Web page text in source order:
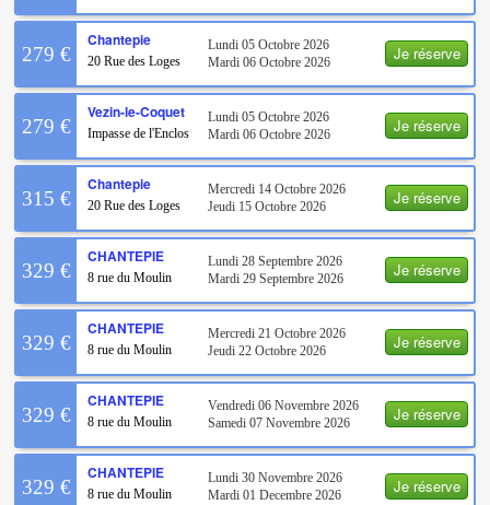
Je réserve
279 €
Chantepie
20 Rue des Loges
Lundi 05 Octobre 2026
Mardi 06 Octobre 2026
Je réserve
279 €
Vezin-le-Coquet
Impasse de l'Enclos
Lundi 05 Octobre 2026
Mardi 06 Octobre 2026
Je réserve
315 €
Chantepie
20 Rue des Loges
Mercredi 14 Octobre 2026
Jeudi 15 Octobre 2026
Je réserve
329 €
CHANTEPIE
8 rue du Moulin
Lundi 28 Septembre 2026
Mardi 29 Septembre 2026
Je réserve
329 €
CHANTEPIE
8 rue du Moulin
Mercredi 21 Octobre 2026
Jeudi 22 Octobre 2026
Je réserve
329 €
CHANTEPIE
8 rue du Moulin
Vendredi 06 Novembre 2026
Samedi 07 Novembre 2026
Je réserve
329 €
CHANTEPIE
8 rue du Moulin
Lundi 30 Novembre 2026
Mardi 01 Decembre 2026